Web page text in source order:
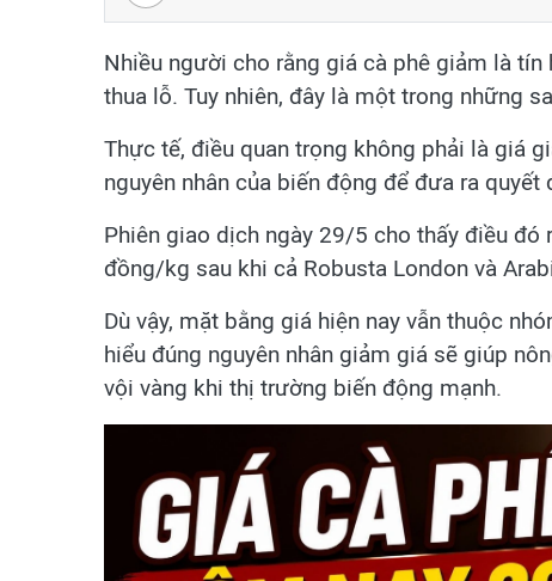
Nhiều người cho rằng giá cà phê giảm là
thua lỗ. Tuy nhiên, đây là một trong những
Thực tế, điều quan trọng không phải là giá
nguyên nhân của biến động để đưa ra quyết
Phiên giao dịch ngày 29/5 cho thấy điều
đồng/kg sau khi cả Robusta London và
Dù vậy, mặt bằng giá hiện nay vẫn thuộc
hiểu đúng nguyên nhân giảm giá sẽ giúp
vội vàng khi thị trường biến động mạnh.